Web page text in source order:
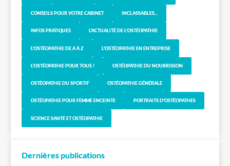
CONSEILS POUR VOTRE CABINET INCLASSABLES...
INFOS PRATIQUES L'ACTUALITÉ DE L'OSTÉOPATHIE
L'OSTÉOPATHIE DE A À Z L'OSTÉOPATHIE EN ENTREPRISE
L'OSTÉOPATHIE POUR TOUS ! OSTÉOPATHIE DU NOURRISSON
OSTÉOPATHIE DU SPORTIF OSTÉOPATHIE GÉNÉRALE
OSTÉOPATHIE POUR FEMME ENCEINTE PORTRAITS D'OSTÉOPATHES
SCIENCE SANTÉ ET OSTÉOPATHIE
Dernières publications